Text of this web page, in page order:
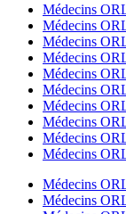
Médecins
Médecins
Médecins
Médecins
Médecins
Médecins
Médecins
Médecins
Médecins
Médecins
Médecins
Médecins